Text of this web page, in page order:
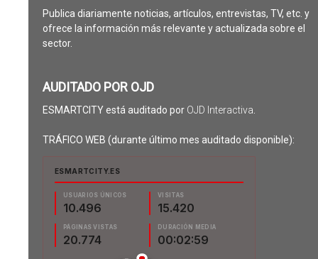
Publica diariamente noticias, artículos, entrevistas, TV, etc. y
ofrece la información más relevante y actualizada sobre el
sector.
AUDITADO POR OJD
ESMARTCITY está auditado por OJD Interactiva
TRÁFICO WEB (durante último mes auditado disponible):